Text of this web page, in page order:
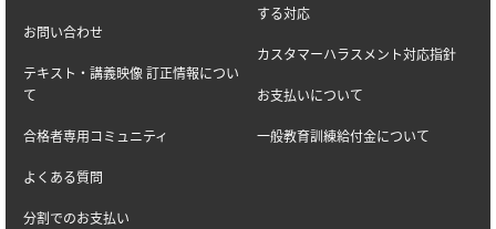
お問い合わせ
テキスト・講義映像 訂正情報につい
て
合格者専用コミュニティ
よくある質問
分割でのお支払い
する対応
カスタマーハラスメント対応指針
お支払いについて
一般教育訓練給付金について